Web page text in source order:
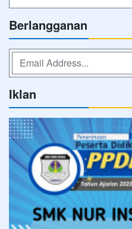
Berlangganan
Iklan